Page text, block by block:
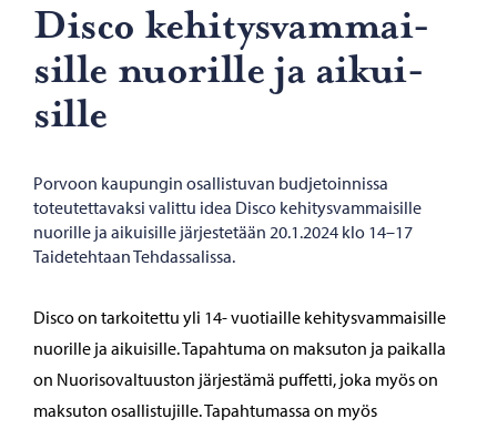
Disco ke­hi­tys­vam­mai­
sil­le nuo­ril­le ja ai­kui­
sil­le
Porvoon kaupungin osallistuvan budjetoinnissa
toteutettavaksi valittu idea Disco kehitysvammaisille
nuorille ja aikuisille järjestetään 20.1.2024 klo 14–17
Taidetehtaan Tehdassalissa.
Disco on tarkoitettu yli 14- vuotiaille kehitysvammaisille
nuorille ja aikuisille. Tapahtuma on maksuton ja paikalla
on Nuorisovaltuuston järjestämä puffetti, joka myös on
maksuton osallistujille. Tapahtumassa on myös